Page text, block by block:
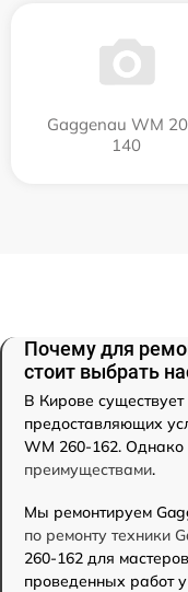
Gaggenau WM
140
Почему для
стоит выбрать
В Кирове
предоставляющих
WM 260-162. Однако
преимуществами.
Мы ремонтируем
по ремонту техники
260-162 для
проведенных работ